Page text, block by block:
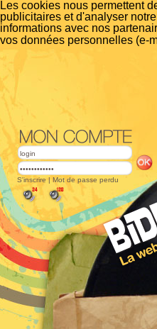
Les cookies nous permettent
publicitaires et d'analyser
informations avec nos
vos données personnelles (e-
S'inscrire | Mot de passe perdu